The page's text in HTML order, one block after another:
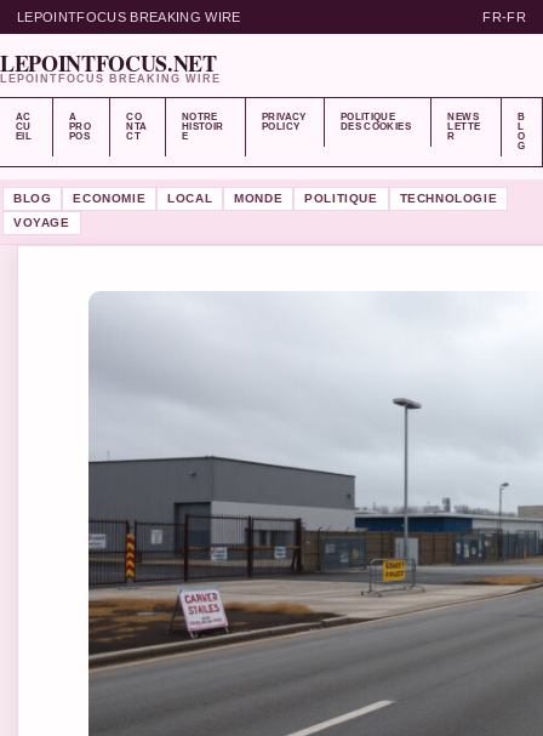
LEPOINTFOCUS BREAKING WIRE FR-FR
LEPOINTFOCUS.NET
LEPOINTFOCUS BREAKING WIRE
AC
CU
EIL
A
PRO
POS
CO
NTA
CT
NOTRE
HISTOIR
E
PRIVACY
POLICY
POLITIQUE
DES COOKIES
NEWS
LETTE
R
B
L
O
G
BLOG ECONOMIE LOCAL MONDE POLITIQUE
TECHNOLOGIE
VOYAGE